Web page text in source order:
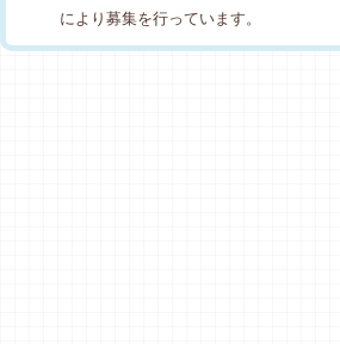
により募集を行っています。